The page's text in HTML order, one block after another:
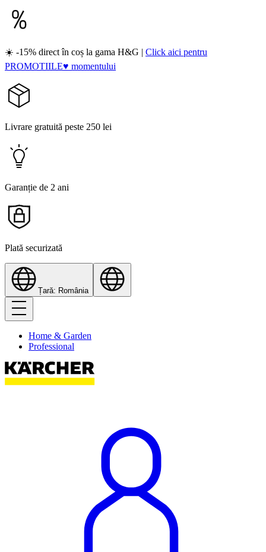
☀️ -15% direct în coș la gama H&G | Click aici pentru
PROMOTIILE♥ momentului
Livrare gratuită peste 250 lei
Garanție de 2 ani
Plată securizată
Țară: România
Home & Garden
Professional